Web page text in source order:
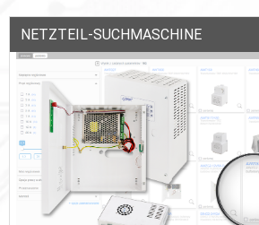
NETZTEIL-SUCHMASCHINE